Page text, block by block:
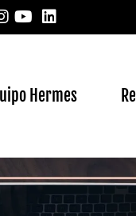
Hermes